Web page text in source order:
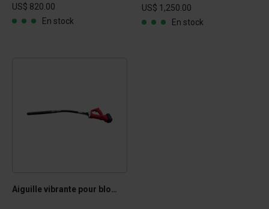
US$ 820.00
En stock
US$ 1,250.00
En stock
Aiguille vibrante pour blocs en béton